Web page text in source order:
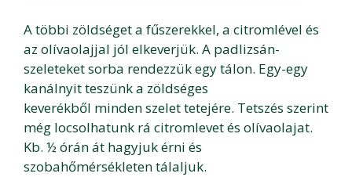
A többi zöldséget a fűszerekkel, a citromlével és
az olívaolajjal jól elkeverjük. A padlizsán-
szeleteket sorba rendezzük egy tálon. Egy-egy
kanálnyit teszünk a zöldséges
keverékből minden szelet tetejére. Tetszés szerint
még locsolhatunk rá citromlevet és olívaolajat.
Kb. ½ órán át hagyjuk érni és
szobahőmérsékleten tálaljuk.